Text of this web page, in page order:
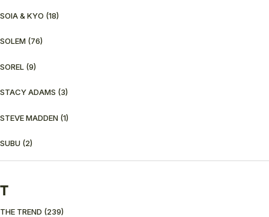
SOIA & KYO (18)
SOLEM (76)
SOREL (9)
STACY ADAMS (3)
STEVE MADDEN (1)
SUBU (2)
T
THE TREND (239)